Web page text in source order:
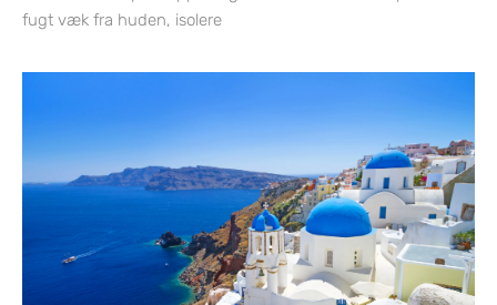
fugt væk fra huden, isolere